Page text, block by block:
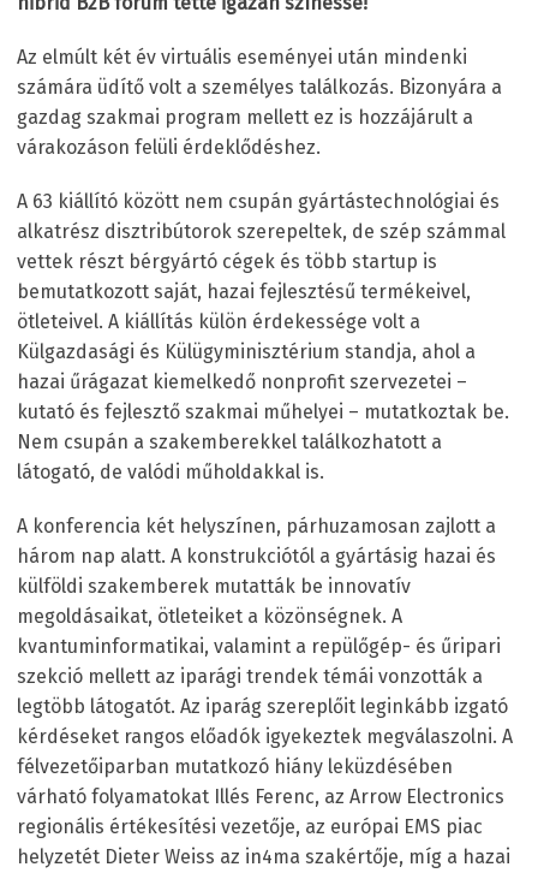
Az elmúlt két év virtuális eseményei után mindenki
számára üdítő volt a személyes találkozás. Bizonyára a
gazdag szakmai program mellett ez is hozzájárult a
várakozáson felüli érdeklődéshez.
A 63 kiállító között nem csupán gyártástechnológiai és
alkatrész disztribútorok szerepeltek, de szép számmal
vettek részt bérgyártó cégek és több startup is
bemutatkozott saját, hazai fejlesztésű termékeivel,
ötleteivel. A kiállítás külön érdekessége volt a
Külgazdasági és Külügyminisztérium standja, ahol a
hazai űrágazat kiemelkedő nonprofit szervezetei –
kutató és fejlesztő szakmai műhelyei – mutatkoztak be.
Nem csupán a szakemberekkel találkozhatott a
látogató, de valódi műholdakkal is.
A konferencia két helyszínen, párhuzamosan zajlott a
három nap alatt. A konstrukciótól a gyártásig hazai és
külföldi szakemberek mutatták be innovatív
megoldásaikat, ötleteiket a közönségnek. A
kvantuminformatikai, valamint a repülőgép- és űripari
szekció mellett az iparági trendek témái vonzották a
legtöbb látogatót. Az iparág szereplőit leginkább izgató
kérdéseket rangos előadók igyekeztek megválaszolni. A
félvezetőiparban mutatkozó hiány leküzdésében
várható folyamatokat Illés Ferenc, az Arrow Electronics
regionális értékesítési vezetője, az európai EMS piac
helyzetét Dieter Weiss az in4ma szakértője, míg a hazai